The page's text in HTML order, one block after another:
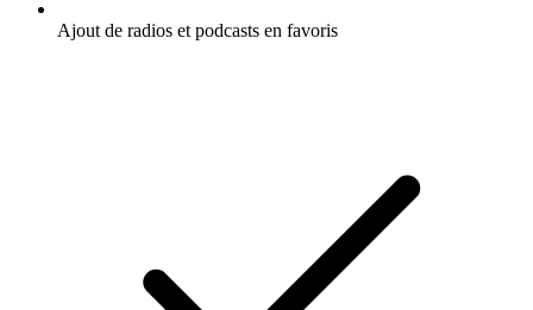
Ajout de radios et podcasts en favoris